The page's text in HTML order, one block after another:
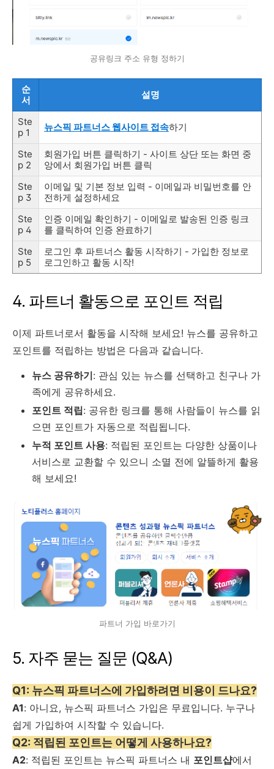
공유링크 주소 유형 정하기
순
서
설명
Ste
p 1
뉴스픽 파트너스 웹사이트 접속하기
Ste
p 2
회원가입 버튼 클릭하기 - 사이트 상단 또는 화면 중
앙에서 회원가입 버튼 클릭
Ste
p 3
이메일 및 기본 정보 입력 - 이메일과 비밀번호를 안
전하게 설정하세요
Ste
p 4
인증 이메일 확인하기 - 이메일로 발송된 인증 링크
를 클릭하여 인증 완료하기
Ste
p 5
로그인 후 파트너스 활동 시작하기 - 가입한 정보로
로그인하고 활동 시작!
4. 파트너 활동으로 포인트 적립
이제 파트너로서 활동을 시작해 보세요! 뉴스를 공유하고
포인트를 적립하는 방법은 다음과 같습니다.
뉴스 공유하기: 관심 있는 뉴스를 선택하고 친구나 가
족에게 공유하세요.
포인트 적립: 공유한 링크를 통해 사람들이 뉴스를 읽
으면 포인트가 자동으로 적립됩니다.
누적 포인트 사용: 적립된 포인트는 다양한 상품이나
서비스로 교환할 수 있으니 소멸 전에 알뜰하게 활용
해 보세요!
파트너 가입 바로가기
5. 자주 묻는 질문 (Q&A)
Q1: 뉴스픽 파트너스에 가입하려면 비용이 드나요?
A1: 아니요, 뉴스픽 파트너스 가입은 무료입니다. 누구나
쉽게 가입하여 시작할 수 있습니다.
Q2: 적립된 포인트는 어떻게 사용하나요?
A2: 적립된 포인트는 뉴스픽 파트너스 내 포인트샵에서